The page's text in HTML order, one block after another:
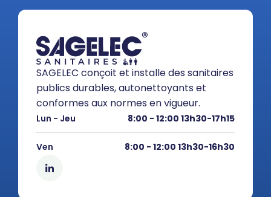
SAGELEC conçoit et installe des sanitaires
publics durables, autonettoyants et
conformes aux normes en vigueur.
Lun - Jeu 8:00 - 12:00 13h30-17h15
Ven 8:00 - 12:00 13h30-16h30